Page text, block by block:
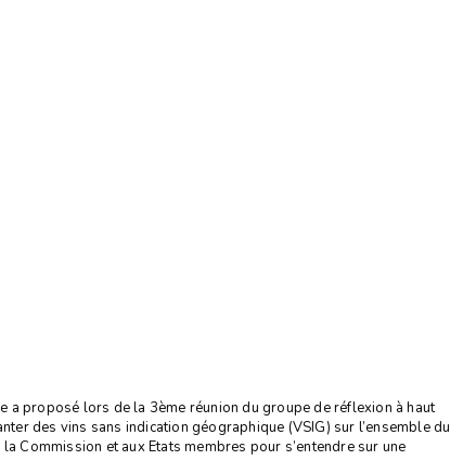
a proposé lors de la 3ème réunion du groupe de réflexion à haut
des vins sans indication géographique (VSIG) sur l’ensemble du
Commission et aux Etats membres pour s’entendre sur une